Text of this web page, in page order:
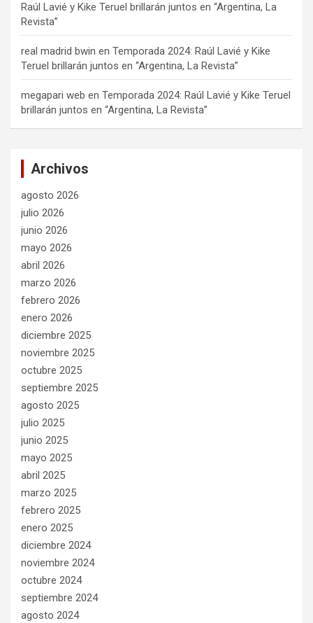
Raúl Lavié y Kike Teruel brillarán juntos en “Argentina, La
Revista”
real madrid bwin en Temporada 2024: Raúl Lavié y Kike
Teruel brillarán juntos en “Argentina, La Revista”
megapari web en Temporada 2024: Raúl Lavié y Kike Teruel
brillarán juntos en “Argentina, La Revista”
Archivos
agosto 2026
julio 2026
junio 2026
mayo 2026
abril 2026
marzo 2026
febrero 2026
enero 2026
diciembre 2025
noviembre 2025
octubre 2025
septiembre 2025
agosto 2025
julio 2025
junio 2025
mayo 2025
abril 2025
marzo 2025
febrero 2025
enero 2025
diciembre 2024
noviembre 2024
octubre 2024
septiembre 2024
agosto 2024